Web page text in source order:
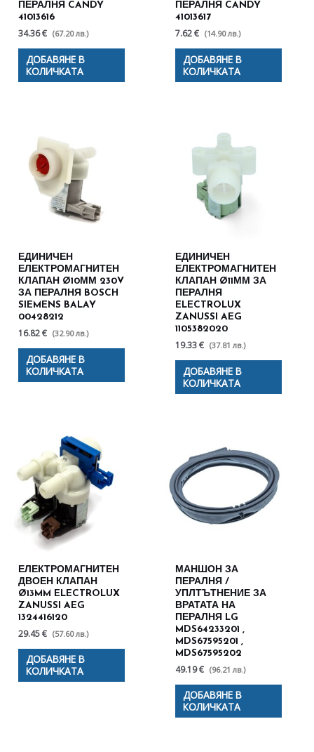
ПЕРАЛНЯ CANDY
41013616
34.36 € (67.20 лв.)
ДОБАВЯНЕ В
КОЛИЧКАТА
ПЕРАЛНЯ CANDY
41013617
7.62 € (14.90 лв.)
ДОБАВЯНЕ В
КОЛИЧКАТА
ЕДИНИЧЕН
ЕЛЕКТРОМАГНИТЕН
КЛАПАН Ø10ММ 230V
ЗА ПЕРАЛНЯ BOSCH
SIEMENS BALAY
00428212
16.82 € (32.90 лв.)
ДОБАВЯНЕ В
КОЛИЧКАТА
ЕДИНИЧЕН
ЕЛЕКТРОМАГНИТЕН
КЛАПАН Ø11ММ ЗА
ПЕРАЛНЯ
ELECTROLUX
ZANUSSI AEG
1105382020
19.33 € (37.81 лв.)
ДОБАВЯНЕ В
КОЛИЧКАТА
ЕЛЕКТРОМАГНИТЕН
ДВОЕН КЛАПАН
Ø13MM ELECTROLUX
ZANUSSI AEG
1324416120
29.45 € (57.60 лв.)
ДОБАВЯНЕ В
КОЛИЧКАТА
МАНШОН ЗА
ПЕРАЛНЯ /
УПЛТЪТНЕНИЕ ЗА
ВРАТАТА НА
ПЕРАЛНЯ LG
MDS64233201 ,
MDS67595201 ,
MDS67595202
49.19 € (96.21 лв.)
ДОБАВЯНЕ В
КОЛИЧКАТА